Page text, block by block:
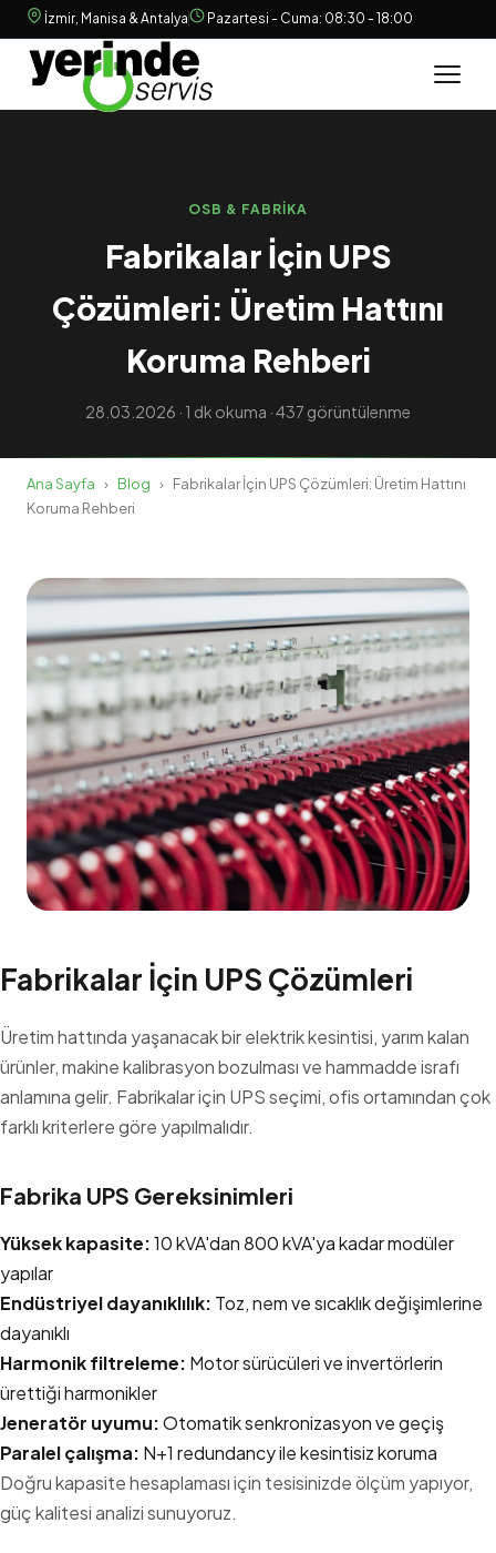
İzmir, Manisa & Antalya Pazartesi - Cuma: 08:30 - 18:00
OSB & FABRIKA
Fabrikalar İçin UPS
Çözümleri: Üretim Hattını
Koruma Rehberi
28.03.2026 · 1 dk okuma · 437 görüntülenme
Ana Sayfa › Blog › Fabrikalar İçin UPS Çözümleri: Üretim Hattını
Koruma Rehberi
Fabrikalar İçin UPS Çözümleri
Üretim hattında yaşanacak bir elektrik kesintisi, yarım kalan
ürünler, makine kalibrasyon bozulması ve hammadde israfı
anlamına gelir. Fabrikalar için UPS seçimi, ofis ortamından çok
farklı kriterlere göre yapılmalıdır.
Fabrika UPS Gereksinimleri
Yüksek kapasite:10 kVA'dan 800 kVA'ya kadar modüler
yapılar
Endüstriyel dayanıklılık: Toz, nem ve sıcaklık değişimlerine
dayanıklı
Harmonik filtreleme: Motor sürücüleri ve invertörlerin
ürettiği harmonikler
Jeneratör uyumu:Otomatik senkronizasyon ve geçiş
Paralel çalışma: N+1 redundancy ile kesintisiz koruma
Doğru kapasite hesaplaması için tesisinizde ölçüm yapıyor,
güç kalitesi analizi sunuyoruz.